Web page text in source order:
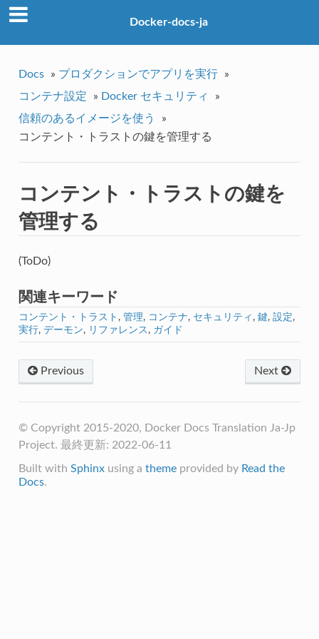
Docker-docs-ja
Docs » プロダクションでアプリを実行
»
コンテナ設定
» Docker セキュリティ
»
信頼のあるイメージを使う
»
コンテント・トラストの鍵を管理する
コンテント・トラストの鍵を
管理する
(ToDo)
関連キーワード
コンテント・トラスト , 管理, コンテナ, セキュリティ , 鍵, 設定,
実行, デーモン, リファレンス , ガイド
Next
Previous
© Copyright 2015-2020, Docker Docs Translation Ja-Jp
Project. 最終更新: 2022-06-11
Built with Sphinxusing a themeprovided by Read the
Docs.